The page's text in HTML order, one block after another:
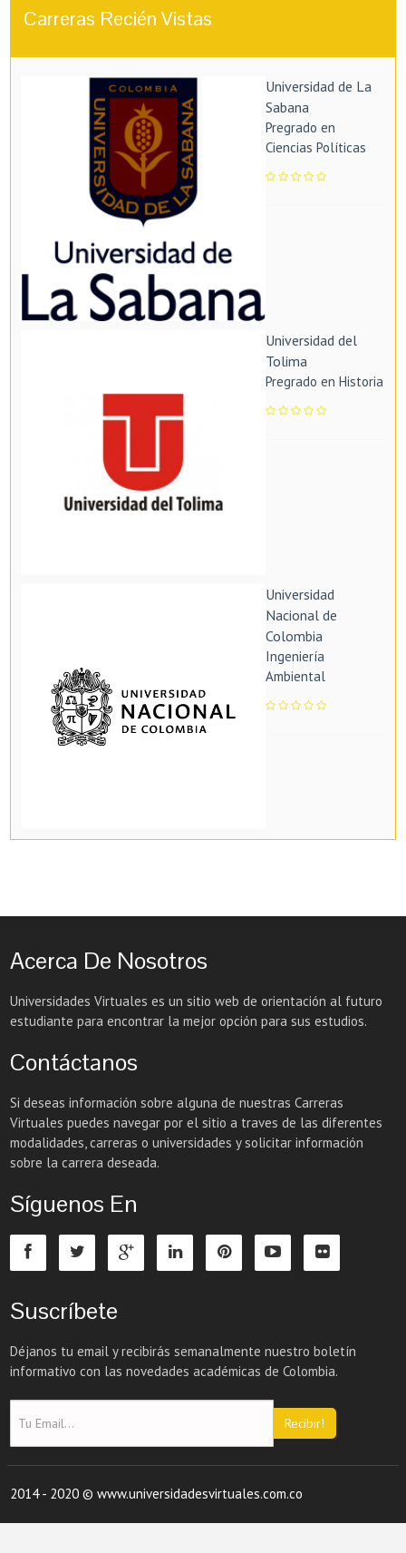
Carreras Recién Vistas
Universidad de La
Sabana
Pregrado en
Ciencias Políticas
Universidad del
Tolima
Pregrado en Historia
Universidad
Nacional de
Colombia
Ingeniería
Ambiental
Acerca De Nosotros
Universidades Virtuales es un sitio web de orientación al futuro
estudiante para encontrar la mejor opción para sus estudios.
Contáctanos
Si deseas información sobre alguna de nuestras Carreras
Virtuales puedes navegar por el sitio a traves de las diferentes
modalidades, carreras o universidades y solicitar información
sobre la carrera deseada.
Síguenos En
Suscríbete
Déjanos tu email y recibirás semanalmente nuestro boletín
informativo con las novedades académicas de Colombia.
Recibir!
2014 - 2020 © www.universidadesvirtuales.com.co